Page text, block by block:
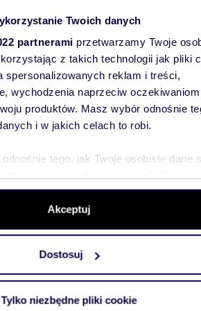
Twoich danych
partnerami przetwarzamy Twoje
z takich technologii jak pliki
spersonalizowanych reklam i treści,
wychodzenia naprzeciw oczekiwaniom
produktów. Masz wybór odnośnie
i w jakich celach to robi.
tego, jak Twoje osobiste dane
plików cookie możesz zmienić
w dowolnej chwili.
społecznościowe i analizować ruch w
o tym, jak korzystasz z naszej witryny,
mogą połączyć te informacje z
Akceptuj
Dostosuj
Tylko niezbędne pliki cookie
19
Nowoczesne studio 19 m² po remoncie,